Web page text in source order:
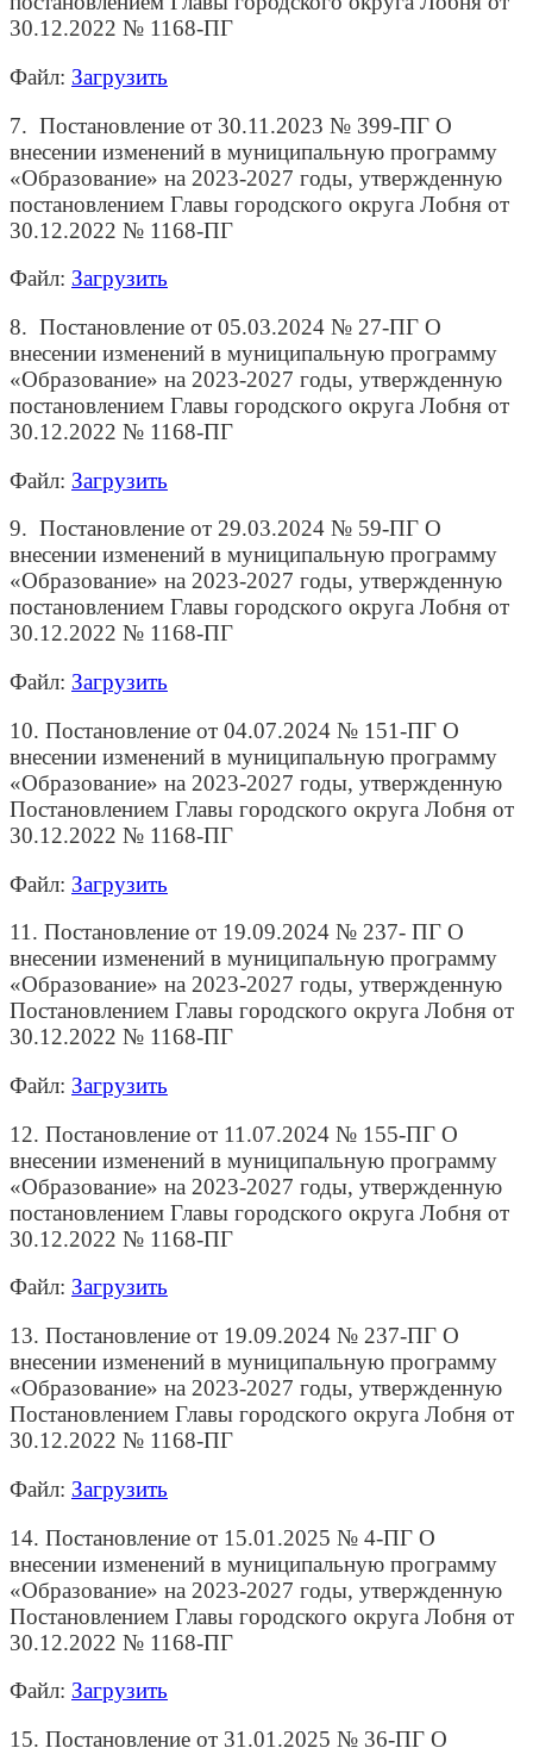
30.12.2022 № 1168-ПГ
Файл: Загрузить
7. Постановление от 30.11.2023 № 399-ПГ О
внесении изменений в муниципальную программу
«Образование» на 2023-2027 годы, утвержденную
постановлением Главы городского округа Лобня от
30.12.2022 № 1168-ПГ
Файл: Загрузить
8. Постановление от 05.03.2024 № 27-ПГ О
внесении изменений в муниципальную программу
«Образование» на 2023-2027 годы, утвержденную
постановлением Главы городского округа Лобня от
30.12.2022 № 1168-ПГ
Файл: Загрузить
9. Постановление от 29.03.2024 № 59-ПГ О
внесении изменений в муниципальную программу
«Образование» на 2023-2027 годы, утвержденную
постановлением Главы городского округа Лобня от
30.12.2022 № 1168-ПГ
Файл: Загрузить
10. Постановление от 04.07.2024 № 151-ПГ О
внесении изменений в муниципальную программу
«Образование» на 2023-2027 годы, утвержденную
Постановлением Главы городского округа Лобня от
30.12.2022 № 1168-ПГ
Файл: Загрузить
11. Постановление от 19.09.2024 № 237- ПГ О
внесении изменений в муниципальную программу
«Образование» на 2023-2027 годы, утвержденную
Постановлением Главы городского округа Лобня от
30.12.2022 № 1168-ПГ
Файл: Загрузить
12. Постановление от 11.07.2024 № 155-ПГ О
внесении изменений в муниципальную программу
«Образование» на 2023-2027 годы, утвержденную
постановлением Главы городского округа Лобня от
30.12.2022 № 1168-ПГ
Файл: Загрузить
13. Постановление от 19.09.2024 № 237-ПГ О
внесении изменений в муниципальную программу
«Образование» на 2023-2027 годы, утвержденную
Постановлением Главы городского округа Лобня от
30.12.2022 № 1168-ПГ
Файл: Загрузить
14. Постановление от 15.01.2025 № 4-ПГ О
внесении изменений в муниципальную программу
«Образование» на 2023-2027 годы, утвержденную
Постановлением Главы городского округа Лобня от
30.12.2022 № 1168-ПГ
Файл: Загрузить
15. Постановление от 31.01.2025 № 36-ПГ О